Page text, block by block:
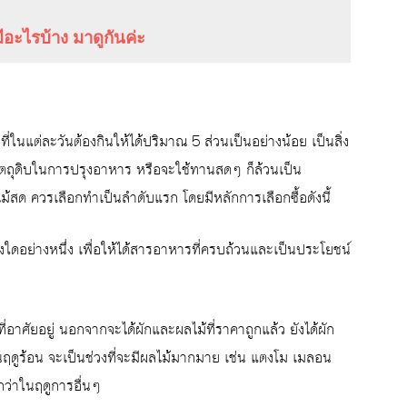
ะไรบ้าง มาดูกันค่ะ
ในแต่ละวันต้องกินให้ได้ปริมาณ 5 ส่วนเป็นอย่างน้อย เป็นสิ่ง
ดิบในการปรุงอาหาร หรือจะใช้ทานสดๆ ก็ล้วนเป็น
ด ควรเลือกทำเป็นลำดับแรก โดยมีหลักการเลือกซื้อดังนี้
อย่างหนึ่ง เพื่อให้ได้สารอาหารที่ครบถ้วนและเป็นประโยชน์
ศัยอยู่ นอกจากจะได้ผักและผลไม้ที่ราคาถูกแล้ว ยังได้ผัก
ร้อน จะเป็นช่วงที่จะมีผลไม้มากมาย เช่น แตงโม เมลอน
าในฤดูการอื่นๆ